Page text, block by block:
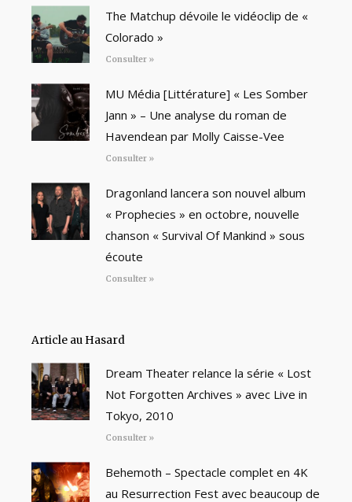
The Matchup dévoile le vidéoclip de «
Colorado »
Consulter »
MU Média [Littérature] « Les Somber
Jann » – Une analyse du roman de
Havendean par Molly Caisse-Vee
Consulter »
Dragonland lancera son nouvel album
« Prophecies » en octobre, nouvelle
chanson « Survival Of Mankind » sous
écoute
Consulter »
Article au Hasard
Dream Theater relance la série « Lost
Not Forgotten Archives » avec Live in
Tokyo, 2010
Consulter »
Behemoth – Spectacle complet en 4K
au Resurrection Fest avec beaucoup de